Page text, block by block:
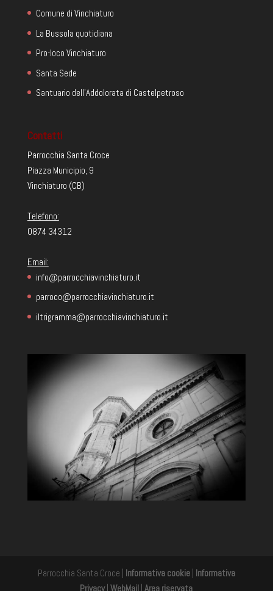
Comune di Vinchiaturo
La Bussola quotidiana
Pro-loco Vinchiaturo
Santa Sede
Santuario dell'Addolorata di Castelpetroso
Contatti
Parrocchia Santa Croce
Piazza Municipio, 9
Vinchiaturo (CB)
Telefono:
0874 34312
Email:
info@parrocchiavinchiaturo.it
parroco@parrocchiavinchiaturo.it
iltrigramma@parrocchiavinchiaturo.it
Parrocchia Santa Croce | Informativa cookie| Informativa
Privacy|WebMail |Area riservata